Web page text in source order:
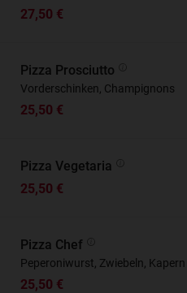
27,50 €
Pizza Prosciutto
Vorderschinken, Champignons
25,50 €
Pizza Vegetaria
25,50 €
Pizza Chef
Peperoniwurst, Zwiebeln, Kapern
25,50 €